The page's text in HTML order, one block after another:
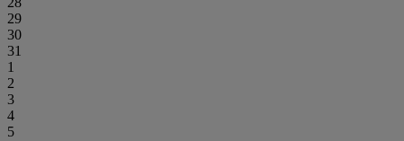
29
30
31
1
2
3
4
5